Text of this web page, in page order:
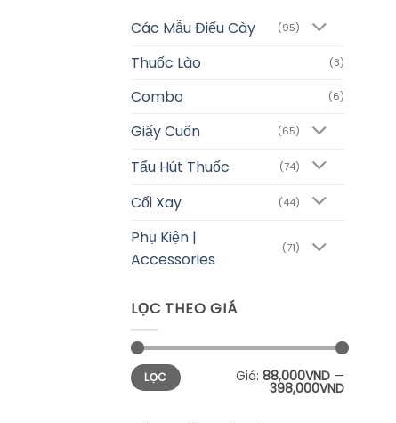
Các Mẫu Điếu Cày (95)
Thuốc Lào (3)
Combo (6)
Giấy Cuốn (65)
Tẩu Hút Thuốc (74)
Cối Xay (44)
Phụ Kiện |
Accessories
(71)
LỌC THEO GIÁ
Giá
tối
thiểu
Giá
tối
đa
LỌC Giá: 88,000VND —
398,000VND